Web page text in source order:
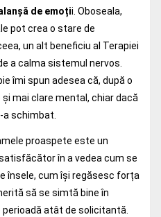
de emoții. Oboseala,
pot crea o stare de
un alt beneficiu al Terapiei
a calma sistemul nervos.
îmi spun adesea că, după o
mai clare mental, chiar dacă
schimbat.
proaspete este un
în a vedea cum se
însele, cum își regăsesc forța
să se simtă bine în
perioadă atât de solicitantă.